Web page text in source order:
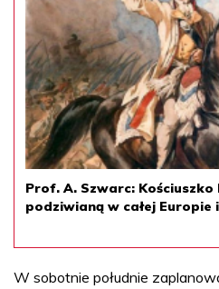
Prof. A. Szwarc: Kościuszko
podziwianą w całej Europie
W sobotnie południe